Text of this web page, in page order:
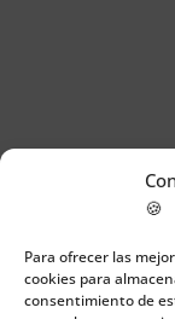
🍪
Para ofrecer las
cookies para
consentimiento de